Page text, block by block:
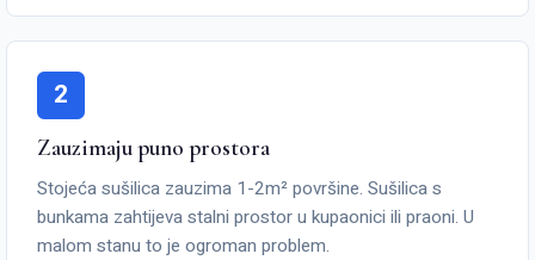
2
Zauzimaju puno prostora
Stojeća sušilica zauzima 1-2m² površine. Sušilica s
bunkama zahtijeva stalni prostor u kupaonici ili praoni. U
malom stanu to je ogroman problem.